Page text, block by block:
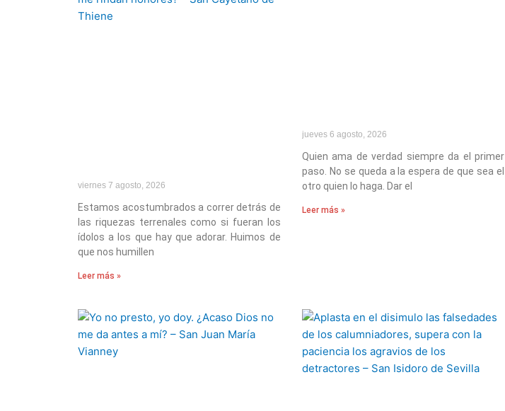
viernes 7 agosto, 2026
Estamos acostumbrados a correr detrás de
las riquezas terrenales como si fueran los
ídolos a los que hay que adorar. Huimos de
que nos humillen
Leer más »
jueves 6 agosto, 2026
Quien ama de verdad siempre da el primer
paso. No se queda a la espera de que sea el
otro quien lo haga. Dar el
Leer más »